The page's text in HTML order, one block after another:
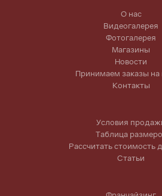
О нас
Видеогалерея
Фотогалерея
Магазины
Новости
Принимаем заказы
Контакты
Условия
Таблица
Рассчитать стоимость
Статьи